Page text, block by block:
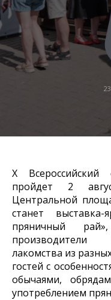
X Всероссийский
пройдет 2
Центральной
станет
пряничный
производители
лакомства из
гостей с
обычаями,
употреблением